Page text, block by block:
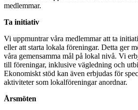
medlemmar.
Ta initiativ
Vi uppmuntrar våra medlemmar att ta
eller att starta lokala föreningar. Detta ger
våra gemensamma mål på lokal nivå. Vi
till föreningar, inklusive vägledning och
Ekonomiskt stöd kan även erbjudas för
aktiviteter som lokalföreningar anordnar.
Årsmöten